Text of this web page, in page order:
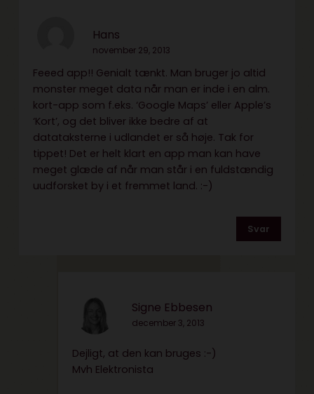
Hans
november 29, 2013
Feeed app!! Genialt tænkt. Man bruger jo altid
monster meget data når man er inde i en alm.
kort-app som f.eks. ‘Google Maps’ eller Apple’s
‘Kort’, og det bliver ikke bedre af at
datataksterne i udlandet er så høje. Tak for
tippet! Det er helt klart en app man kan have
meget glæde af når man står i en fuldstændig
uudforsket by i et fremmet land. :-)
Svar
Signe Ebbesen
december 3, 2013
Dejligt, at den kan bruges :-)
Mvh Elektronista